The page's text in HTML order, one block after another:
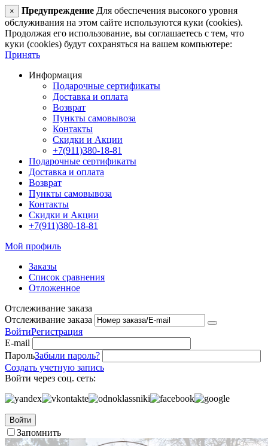
× Предупреждение Для обеспечения высокого уровня
обслуживания на этом сайте используются куки (cookies).
Продолжая его использование, вы соглашаетесь с тем, что
куки (cookies) будут сохраняться на вашем компьютере:
Принять
Информация
Подарочные сертификаты
Доставка и оплата
Возврат
Пункты самовывоза
Контакты
Скидки и Акции
+7(911)380-18-81
Подарочные сертификаты
Доставка и оплата
Возврат
Пункты самовывоза
Контакты
Скидки и Акции
+7(911)380-18-81
Мой профиль
Заказы
Список сравнения
Отложенное
Отслеживание заказа
Отслеживание заказа
ВойтиРегистрация
E-mail
ПарольЗабыли пароль?
Создать учетную запись
Войти через соц. сеть:
Войти
Запомнить